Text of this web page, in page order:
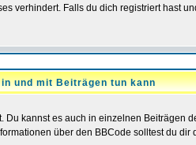
verhindert. Falls du dich registriert hast
in und mit Beiträgen tun kann
kannst es auch in einzelnen
über den BBCode solltest du